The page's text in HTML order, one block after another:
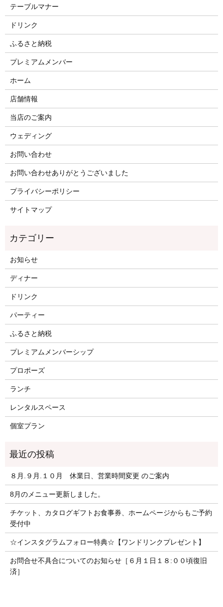
テーブルマナー
ドリンク
ふるさと納税
プレミアムメンバー
ホーム
店舗情報
当店のご案内
ウェディング
お問い合わせ
お問い合わせありがとうございました
プライバシーポリシー
サイトマップ
お知らせ
ディナー
ドリンク
パーティー
ふるさと納税
プレミアムメンバーシップ
プロポーズ
ランチ
レンタルスペース
個室プラン
８月.９月.１０月 休業日、営業時間変更 のご案内
8月のメニュー更新しました。
チケット、カタログギフトお食事券、ホームページからもご予約
受付中
☆インスタグラムフォロー特典☆【ワンドリンクプレゼント】
お問合せ不具合についてのお知らせ［６月１日１８:００頃復旧
済］